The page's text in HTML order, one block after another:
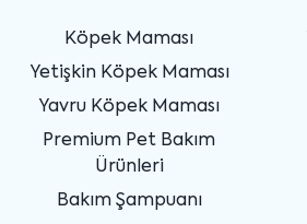
Köpek Maması
Yetişkin Köpek Maması
Yavru Köpek Maması
Premium Pet Bakım
Ürünleri
Bakım Şampuanı